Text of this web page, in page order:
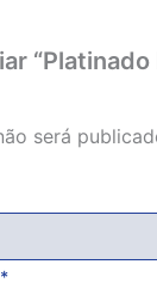
será
*